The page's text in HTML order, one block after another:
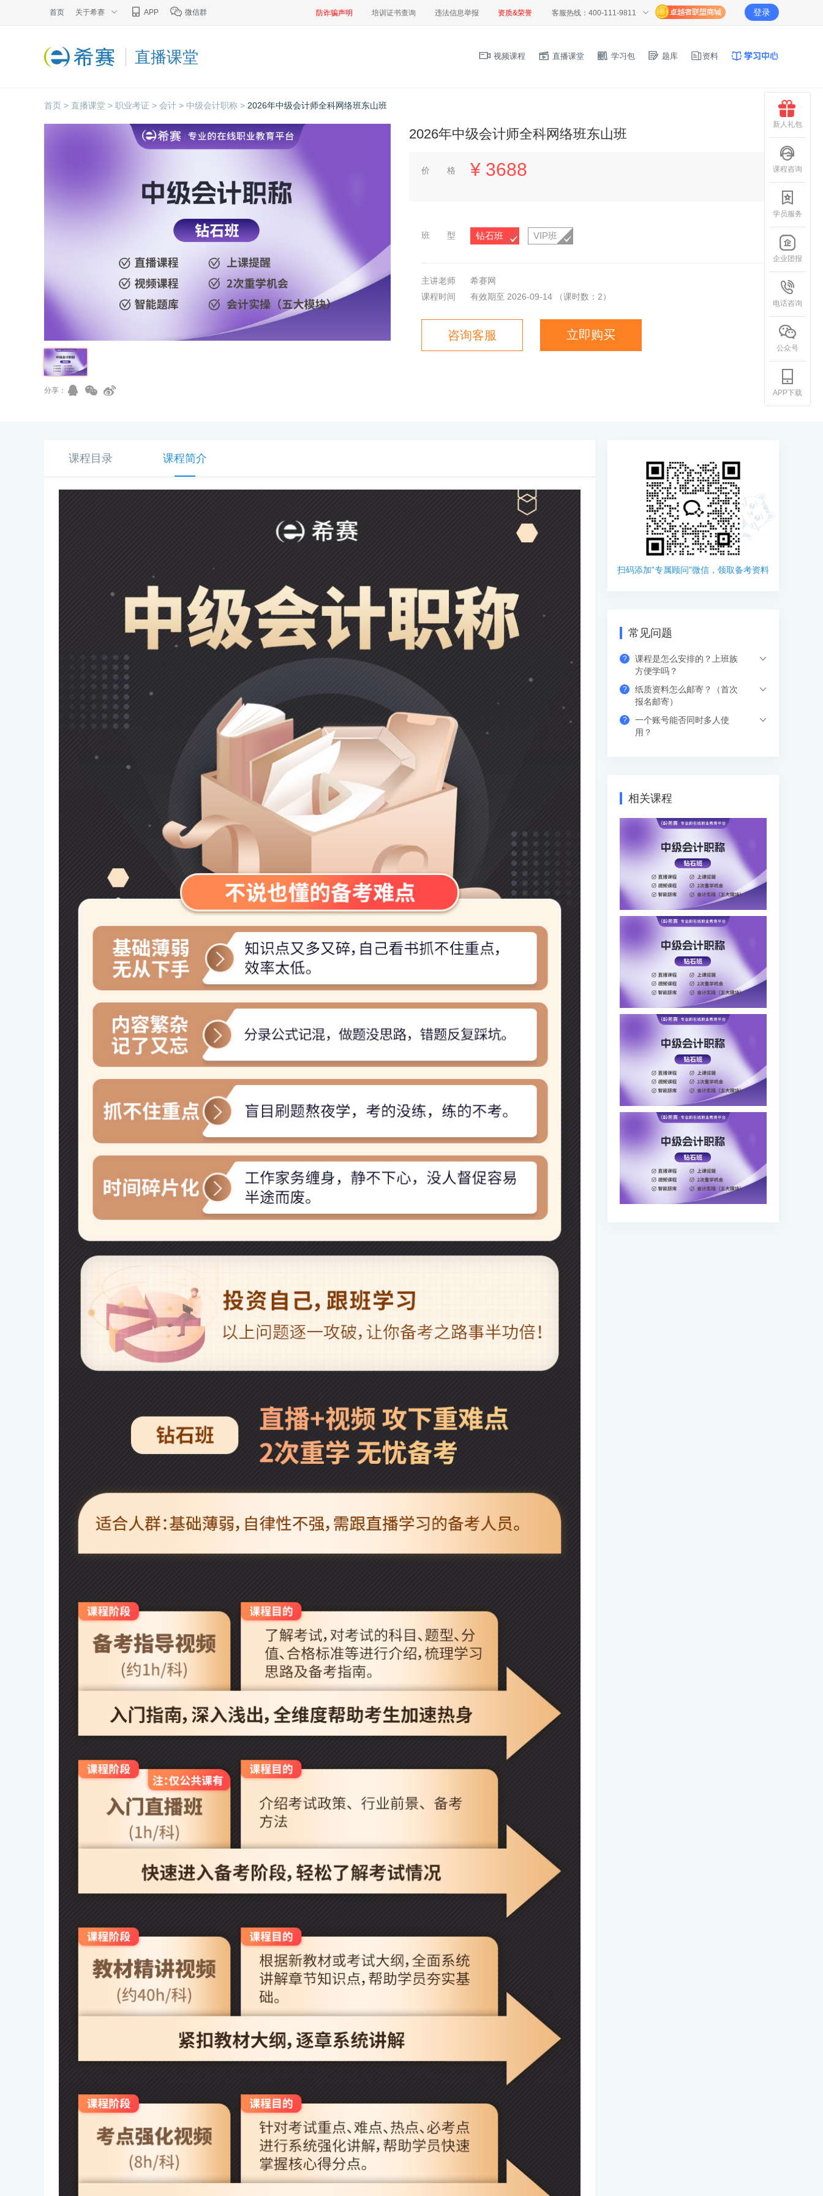
首页 关于希赛 APP 微信群 防诈骗声明 培训证书查询 违法信息举报 资质&荣誉 客服热线：400-111-9811 登录
直播课堂 视频课程 直播课堂 学习包 题库 资料
首页 > 直播课堂 > 职业考证 > 会计 > 中级会计职称 > 2026年中级会计师全科网络班东山班
分享：
2026年中级会计师全科网络班东山班
价 格 ¥ 3688
班 型 钻石班 VIP班
主讲老师
希赛网
课程时间
有效期至 2026-09-14 （课时数： 2）
咨询客服 立即购买
课程目录 课程简介
扫码添加”专属顾问”微信，领取备考资料
常见问题
?
课程是怎么安排的？上班族
方便学吗？
希赛的直播课程都是安排在工作日的晚上
果错过网络课，也可以看回放，可反复进
?
纸质资料怎么邮寄？（首次
报名邮寄）
支付成功后请填写收货地址信息，资料/图
?
一个账号能否同时多人使
用？
备，超出数量自动踢出最早登录的设备。
相关课程
新人礼包
课程咨询
学员服务
企业团报
电话咨询
公众号
APP下载